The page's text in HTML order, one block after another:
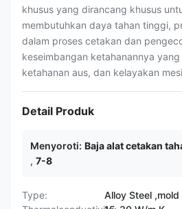
khusus yang dirancang khusus
membutuhkan daya tahan tinggi,
dalam proses cetakan dan
keseimbangan ketahanannya
ketahanan aus, dan kelayakan
Detail Produk
Menyoroti: Baja alat cetakan
, 7-8
Type:
Alloy Steel